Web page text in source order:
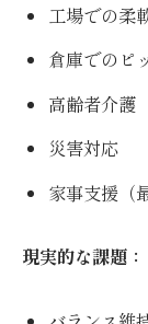
工場での柔
倉庫でのピ
高齢者介護
災害対応
家事支援（
現実的な課題：